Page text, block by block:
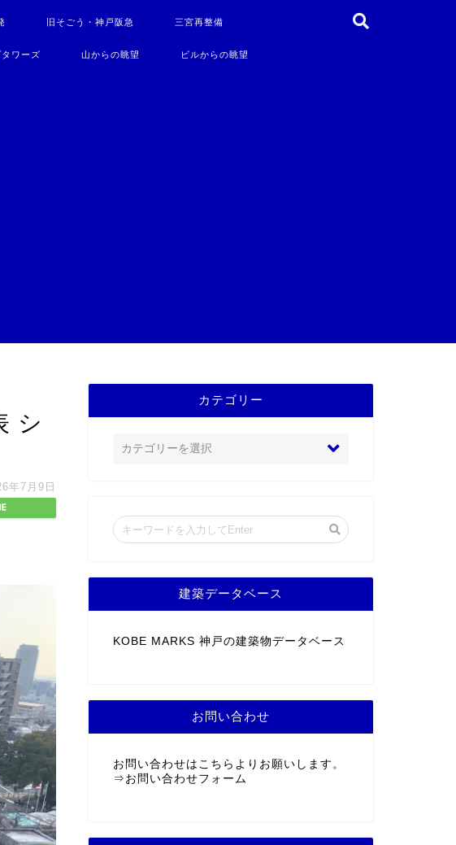
旧そごう・神戸阪急 三宮再整備
ワーズ 山からの眺望 ビルからの眺望
シ
年7月9日
カテゴリー
建築データベース
KOBE MARKS 神戸の建築物データベース
お問い合わせ
お問い合わせはこちらよりお願いします。
⇒ お問い合わせフォーム